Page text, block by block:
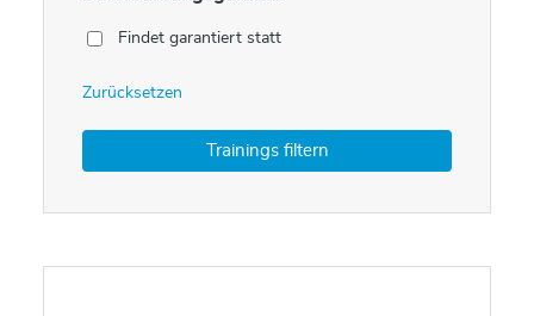
Findet garantiert statt
Zurücksetzen